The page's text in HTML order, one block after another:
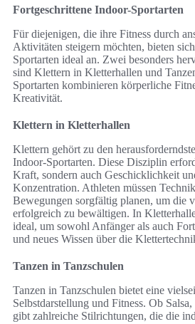
Fortgeschrittene Indoor-Sportarten
Für diejenigen, die ihre Fitness durch
Aktivitäten steigern möchten, bieten
Sportarten ideal an. Zwei besonders
sind Klettern in Kletterhallen und
Sportarten kombinieren körperliche
Kreativität.
Klettern in Kletterhallen
Klettern gehört zu den
Indoor-Sportarten. Diese Disziplin
Kraft, sondern auch Geschicklichkeit
Konzentration. Athleten müssen
Bewegungen sorgfältig planen, um die
erfolgreich zu bewältigen. In
ideal, um sowohl Anfänger als auch
und neues Wissen über die
Tanzen in Tanzschulen
Tanzen in Tanzschulen bietet eine
Selbstdarstellung und Fitness. Ob
gibt zahlreiche Stilrichtungen, die die